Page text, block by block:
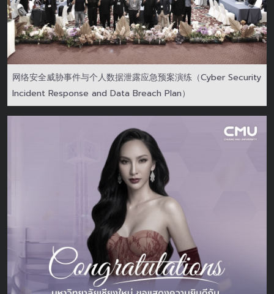
网络安全威胁事件与个人数据泄露应急预案演练（Cyber Security
Incident Response and Data Breach Plan）